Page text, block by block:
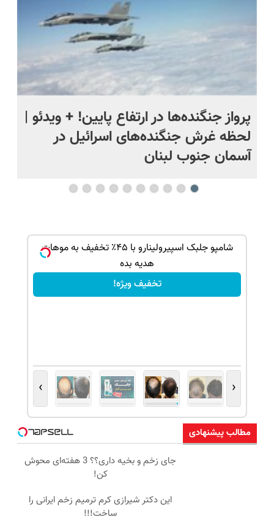
پرواز جنگنده‌ها در ارتفاع پایین! + ویدئو |
لحظه غرش جنگنده‌های اسرائیل در
آسمان جنوب لبنان
شامپو جلبک اسپیرولینارو با ۴۵٪ تخفیف به موهات
هدیه بده
تخفیف ویژه!
‹
›
مطالب پیشنهادی
جای زخم و بخیه داری؟؟ 3 هفته‌ای محوش
کن!
این دکتر شیرازی کرم ترمیم زخم ایرانی را
ساخت!!!